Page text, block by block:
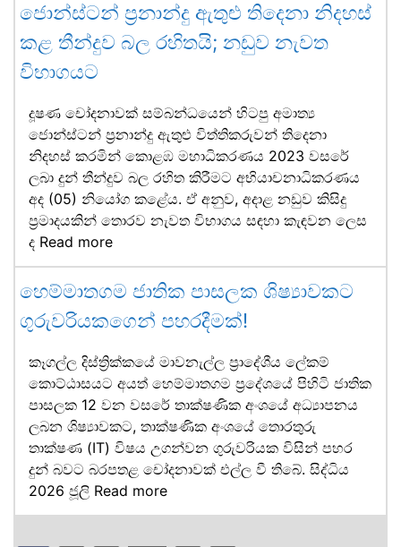
ජොන්ස්ටන් ප්‍රනාන්දු ඇතුළු තිදෙනා නිදහස්
කළ තීන්දුව බල රහිතයි; නඩුව නැවත
විභාගයට
දූෂණ චෝදනාවක් සම්බන්ධයෙන් හිටපු අමාත්‍ය
ජොන්ස්ටන් ප්‍රනාන්දු ඇතුළු විත්තිකරුවන් තිදෙනා
නිදහස් කරමින් කොළඹ මහාධිකරණය 2023 වසරේ
ලබා දුන් තීන්දුව බල රහිත කිරීමට අභියාචනාධිකරණය
අද (05) නියෝග කළේය. ඒ අනුව, අදාළ නඩුව කිසිදු
ප්‍රමාදයකින් තොරව නැවත විභාගය සඳහා කැඳවන ලෙස
ද Read more
හෙම්මාතගම ජාතික පාසලක ශිෂ්‍යාවකට
ගුරුවරියකගෙන් පහරදීමක්!
කෑගල්ල දිස්ත්‍රික්කයේ මාවනැල්ල ප්‍රාදේශීය ලේකම්
කොට්ඨාසයට අයත් හෙම්මාතගම ප්‍රදේශයේ පිහිටි ජාතික
පාසලක 12 වන වසරේ තාක්ෂණික අංශයේ අධ්‍යාපනය
ලබන ශිෂ්‍යාවකට, තාක්ෂණික අංශයේ තොරතුරු
තාක්ෂණ (IT) විෂය උගන්වන ගුරුවරියක විසින් පහර
දුන් බවට බරපතළ චෝදනාවක් එල්ල වී තිබේ. සිද්ධිය
2026 ජූලි Read more